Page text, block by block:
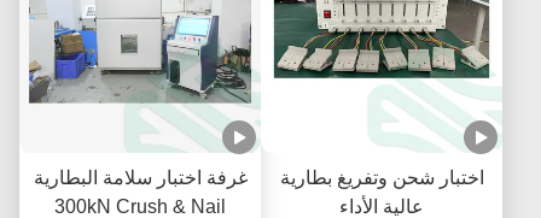
اختبار شحن وتفريغ بطارية
عالية الأداء
غرفة اختبار سلامة البطارية
300kN Crush & Nail